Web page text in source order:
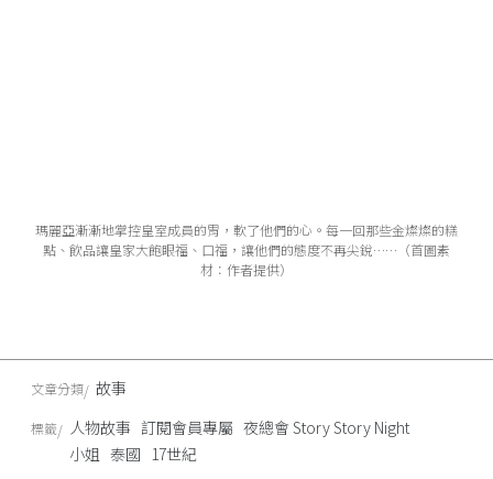
瑪麗亞漸漸地掌控皇室成員的胃，軟了他們的心。每一回那些金燦燦的糕
點、飲品讓皇家大飽眼福、口福，讓他們的態度不再尖銳……（首圖素
材：作者提供）
文章分類 故事
標籤 人物故事 訂閱會員專屬 夜總會 Story Story Night
小姐 泰國 17世紀